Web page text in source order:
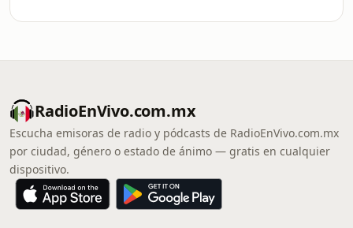
RadioEnVivo.com.mx
Escucha emisoras de radio y pódcasts de RadioEnVivo.com.mx
por ciudad, género o estado de ánimo — gratis en cualquier
dispositivo.